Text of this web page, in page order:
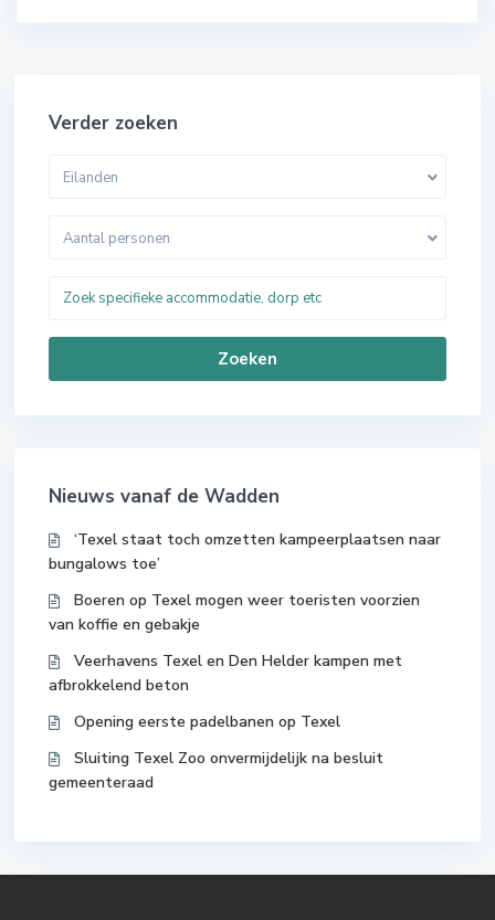
Verder zoeken
Eilanden
Aantal personen
Zoeken
Nieuws vanaf de Wadden
‘Texel staat toch omzetten kampeerplaatsen naar
bungalows toe’
Boeren op Texel mogen weer toeristen voorzien
van koffie en gebakje
Veerhavens Texel en Den Helder kampen met
afbrokkelend beton
Opening eerste padelbanen op Texel
Sluiting Texel Zoo onvermijdelijk na besluit
gemeenteraad